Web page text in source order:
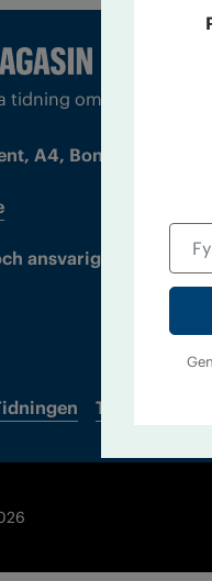
tidning om droger och
A4, Bondegatan 21,
ansvarig utgivare:
Tidningsarkiv